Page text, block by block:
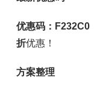
优惠码 ： F232C0
折优惠！
方案整理